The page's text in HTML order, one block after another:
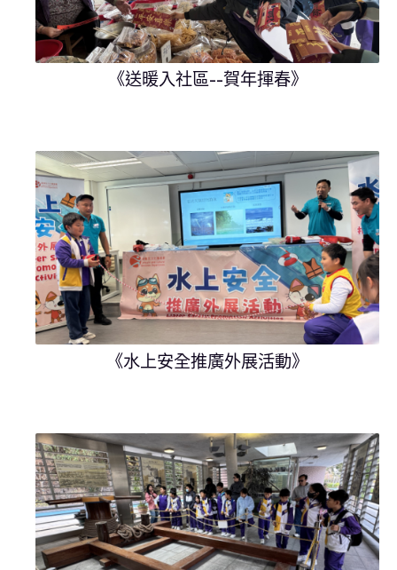
《送暖入社區--賀年揮春》
《水上安全推廣外展活動》